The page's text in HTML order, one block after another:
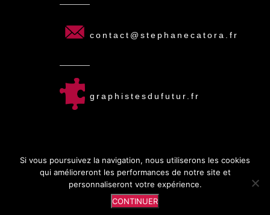
contact@stephanecatora.fr
graphistesdufutur.fr
© 2025 S. CATORA | Tous droits réservés.
Si vous poursuivez la navigation, nous utiliserons les cookies
qui amélioreront les performances de notre site et
personnaliseront votre expérience.
CONTINUER